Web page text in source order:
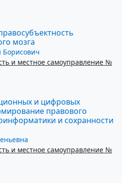
мозга
Борисович
и местное самоуправление №
и цифровых
правового
и сохранности
и местное самоуправление №